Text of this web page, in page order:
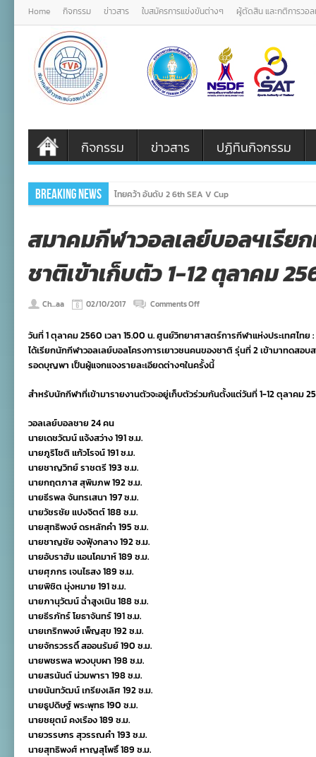
Home กิจกรรม ข่าวสาร ใบสมัครการแข่งขันต่างๆ ผู้ตัดสิน และกติการวอ
กิจกรรม ข่าวสาร ปฏิทินกิจกรรม
Breaking News ไทยคว้า อันดับ 2 6th SEA V Cup
สมาคมกีฬาวอลเลย์บอลฯเรีย
ชาติเข้าเก็บตัว 1-12 ตุลาคม
Ch...aa 02/10/2017 Comments Offon
วอลเลย์
บอลฯ
เรียก
เยาวชน
ของ
วันที่ 1 ตุลาคม 2560 เวลา 15.00 น. ศูนย์วิทยาศาสตร์การกีฬาแห่งประเทศไทย
ได้เรียกนักกีฬาวอลเลย์บอลโครงการเยาวชนคนของชาติ รุ่นที่ 2 เข้ามาทดสอ
รอดบุญพา เป็นผู้แจกแจงรายละเอียดต่างๆในครั้งนี้
สำหรับนักกีฬาที่เข้ามารายงานตัวจะอยู่เก็บตัวร่วมกันตั้งแต่วันที่ 1-12 ตุลาคม
วอลเลย์บอลชาย 24 คน
นายเดชวัฒน์ แจ้งสว่าง 191 ซ.ม.
นายภูริโชติ แก้วโรจน์ 191 ซ.ม.
นายชาญวิทย์ ราชตรี 193 ซ.ม.
นายกฤตภาส สุพิมภพ 192 ซ.ม.
นายธีรพล จันทรเสนา 197 ซ.ม.
นายวัชรชัย แปงจิตต์ 188 ซ.ม.
นายสุทธิพงษ์ ดรหลักคำ 195 ซ.ม.
นายชาญชัย จงฟุ้งกลาง 192 ซ.ม.
นายอับราฮัม แอนโคมาห์ 189 ซ.ม.
นายศุภกร เจนไธสง 189 ซ.ม.
นายพิชิต มุ่งหมาย 191 ซ.ม.
นายภานุวัฒน์ ฉ่ำสูงเนิน 188 ซ.ม.
นายธีรภัทร์ โยธาจันทร์ 191 ซ.ม.
นายเกริกพงษ์ เพ็ญสุข 192 ซ.ม.
นายจักรวรรดิ์ สออนรัมย์ 190 ซ.ม.
นายพชรพล พวงบุบผา 198 ซ.ม.
นายสรนันต์ น่วมพารา 198 ซ.ม.
นายนันทวัฒน์ เกรียงเลิศ 192 ซ.ม.
นายธูปดิษฐ์ พระพุทธ 190 ซ.ม.
นายชยุตม์ คงเรือง 189 ซ.ม.
นายวรรษกร สุวรรณคำ 193 ซ.ม.
นายสุทธิพงศ์ หาญสุโพธิ์ 189 ซ.ม.